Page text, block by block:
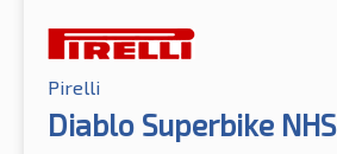
Pirelli
Diablo Superbike NHS